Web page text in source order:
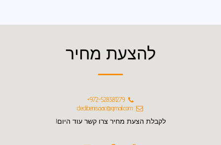
להצעת מחיר
+972-528381279
dedibenisaac@gmail.com
לקבלת הצעת מחיר צרו קשר עוד היום!